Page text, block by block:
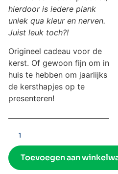
hierdoor is iedere plank
uniek qua kleur en nerven.
Juist leuk toch?!
Origineel cadeau voor de
kerst. Of gewoon fijn om in
huis te hebben om jaarlijks
de kersthapjes op te
presenteren!
Toevoegen aan